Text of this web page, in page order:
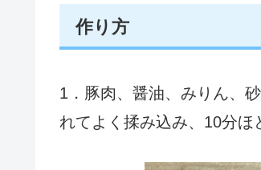
作り方
1．豚肉、醤油、みりん、
れてよく揉み込み、10分ほ